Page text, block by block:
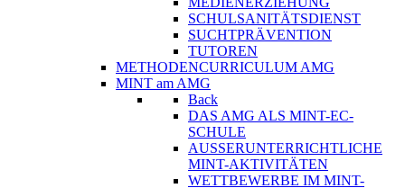
SCHULSANITÄTSDIENST
SUCHTPRÄVENTION
TUTOREN
METHODENCURRICULUM AMG
MINT am AMG
Back
DAS AMG ALS MINT-EC-
SCHULE
AUSSERUNTERRICHTLICHE
MINT-AKTIVITÄTEN
WETTBEWERBE IM MINT-